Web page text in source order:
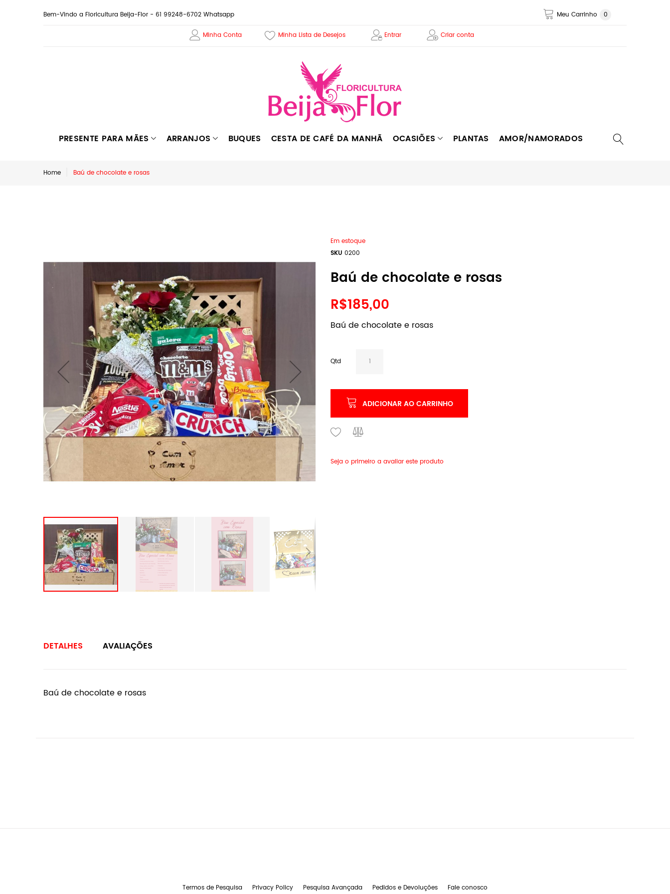
Bem-Vindo a Floricultura Beija-Flor - 61 99248-6702 Whatsapp Meu Carrinho 0
Minha Conta Minha Lista de Desejos Entrar Criar conta
PRESENTE PARA MÃES ARRANJOS BUQUES CESTA DE CAFÉ DA MANHÃ OCASIÕES PLANTAS AMOR/NAMORADOS
Home Baú de chocolate e rosas
Em estoque
SKU 0200
Baú de chocolate e rosas
R$185,00
Baú de chocolate e rosas
Qtd
ADICIONAR AO CARRINHO
Seja o primeiro a avaliar este produto
DETALHES
Baú de chocolate e rosas
AVALIAÇÕES
Termos de Pesquisa Privacy Policy Pesquisa Avançada Pedidos e Devoluções Fale conosco